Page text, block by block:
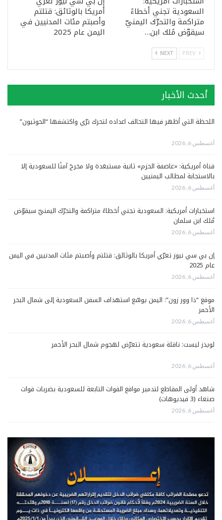
السعودية تجني أخطاءً
متراكمة والتحرّك اليمنيّ
سيقوّض مُلك ابن…
أمريكا بالوثائق: قتلتم
وأصبتم مئات المدنيين في
اليمن عام 2025
NEXT
أحدث الأخبار
اللحظة التي أظهر فيها التحالف اعداده لتحرك برّي واكتشفها “الحوثيون”
أغسطس 6, 2026
قناة أمريكية: «عاصفة الحزم» ثانية مستبعَدة ولا مخرجَ آمنًا للسعودية إلا
بالاستجابة لمطالب اليمنيين
أغسطس 6, 2026
استخبارات أمريكية: السعودية تجني أخطاءً متراكمة والتحرّك اليمنيّ سيقوّض
مُلك ابن سلمان
أغسطس 6, 2026
إن بي سي نيوز تعرّي أمريكا بالوثائق: قتلتم وأصبتم مئات المدنيين في اليمن
عام 2025
أغسطس 6, 2026
موقع “ذا وور زون”: اليمن يوسّع استهداف السفن السعودية إلى شمال البحر
الأحمر
أغسطس 6, 2026
لويدز ليست: ناقلة سعودية تتعرّض لهجوم شمال البحر الأحمر
أغسطس 6, 2026
شاهد أولى المقاطع لتدمير مواقع القوات التابعة للسعودية بضربات قوات
صنعاء (3 فيديوهات)
أغسطس 6, 2026